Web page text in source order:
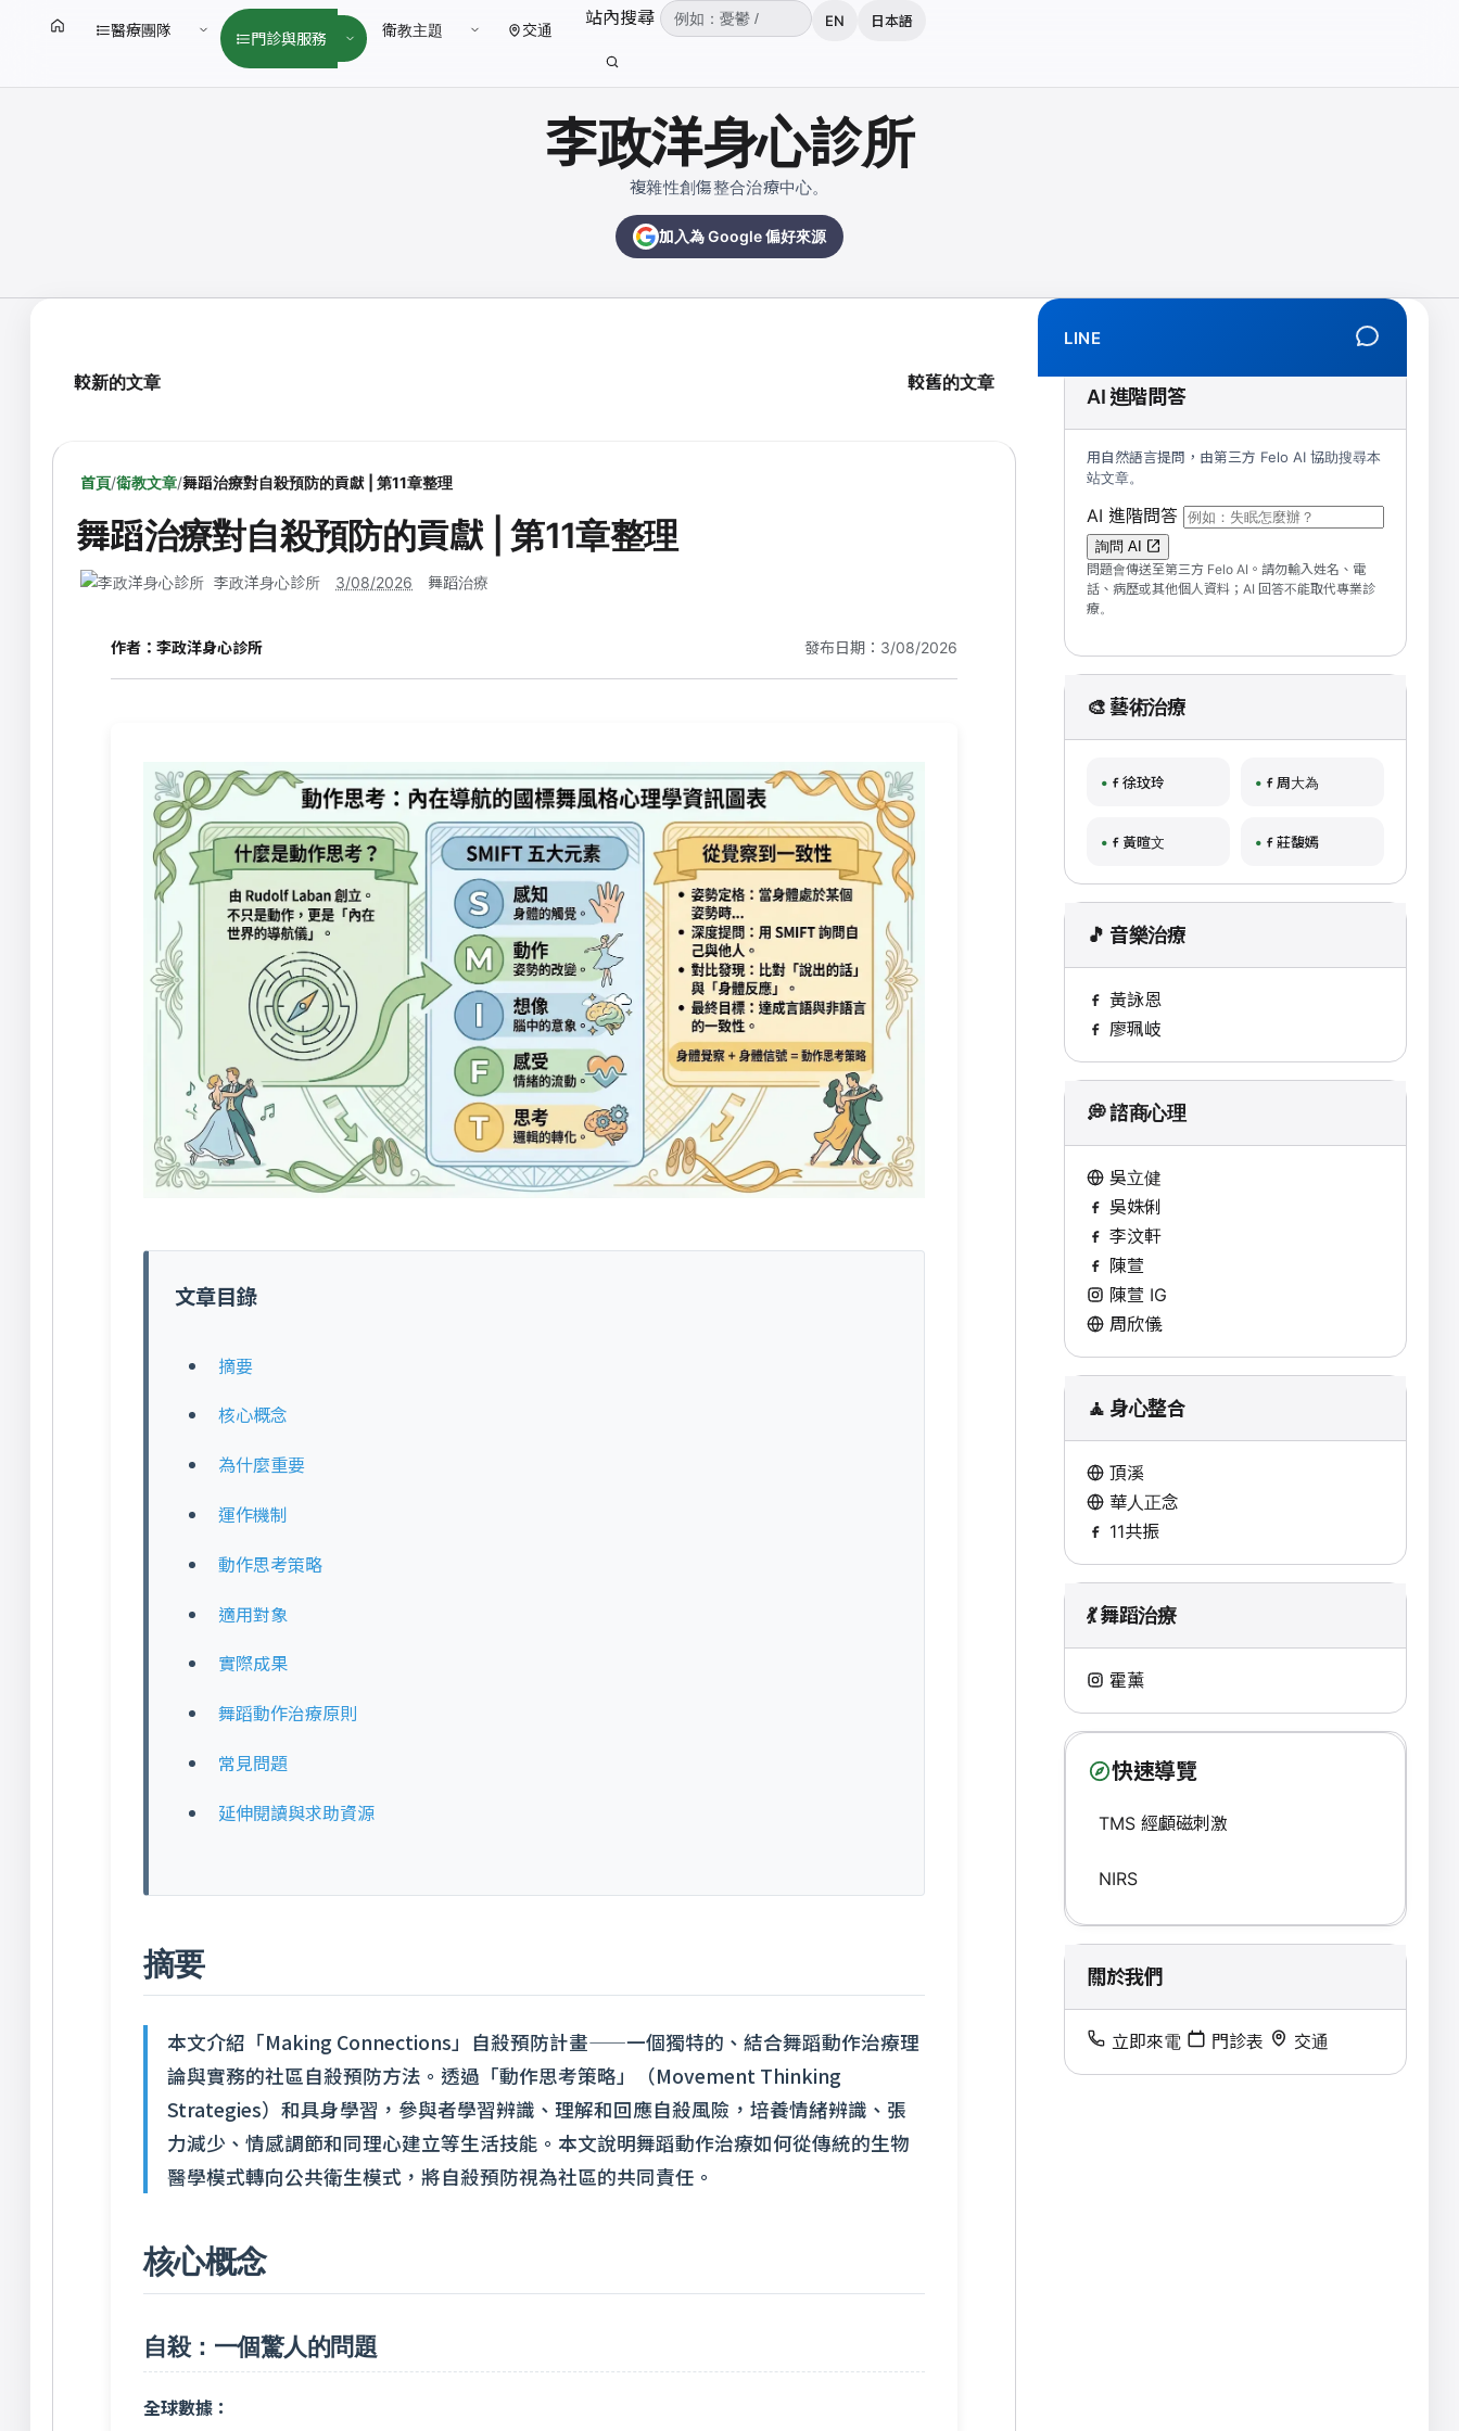
醫療團隊 門診與服務 衛教主題 交通
站內搜尋 （可輸入：憂鬱、焦慮、失眠、ADHD、雙相、拒學、創傷、解離、EMDR、TMS、NIRS、預約）
EN 日本語
李政洋身心診所
複雜性創傷整合治療中心。
加入為 Google 偏好來源
較新的文章 較舊的文章
首頁/衛教文章/舞蹈治療對自殺預防的貢獻 | 第11章整理
舞蹈治療對自殺預防的貢獻 | 第11章整理
李政洋身心診所 3/08/2026 舞蹈治療
作者： 李政洋身心診所 發布日期：3/08/2026
文章目錄
摘要
核心概念
為什麼重要
運作機制
動作思考策略
適用對象
實際成果
舞蹈動作治療原則
常見問題
延伸閱讀與求助資源
摘要
本文介紹「Making Connections」自殺預防計畫——一個獨特的、結合舞蹈動作治療理
論與實務的社區自殺預防方法。透過「動作思考策略」（Movement Thinking
Strategies）和具身學習，參與者學習辨識、理解和回應自殺風險，培養情緒辨識、張
力減少、情感調節和同理心建立等生活技能。本文說明舞蹈動作治療如何從傳統的生物
醫學模式轉向公共衛生模式，將自殺預防視為社區的共同責任。
核心概念
自殺：一個驚人的問題
全球數據：
LINE
AI 進階問答
用自然語言提問，由第三方 Felo AI 協助搜尋本
站文章。
AI 進階問答 （可輸入自然語言問題；送出後會
詢問 AI
問題會傳送至第三方 Felo AI。請勿輸入姓名、電
話、病歷或其他個人資料；AI 回答不能取代專業診
療。
🎨 藝術治療
徐玟玲 周大為
黃暄文 莊馥嫣
🎵 音樂治療
黃詠恩
廖珮岐
💭 諮商心理
吳立健
吳姝俐
李汶軒
陳萱
陳萱 IG
周欣儀
🧘 身心整合
頂溪
華人正念
11共振
💃 舞蹈治療
霍薰
快速導覽
TMS 經顱磁刺激
NIRS
關於我們
立即來電 門診表 交通